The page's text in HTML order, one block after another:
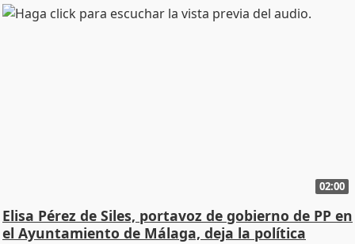
02:00
Elisa Pérez de Siles, portavoz de gobierno de PP en
el Ayuntamiento de Málaga, deja la política